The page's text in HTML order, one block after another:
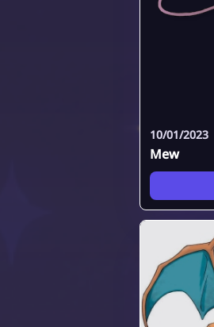
10/01/2023
Mew